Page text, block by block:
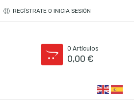
REGÍSTRATE O INICIA SESIÓN
0 Artículos
0,00€